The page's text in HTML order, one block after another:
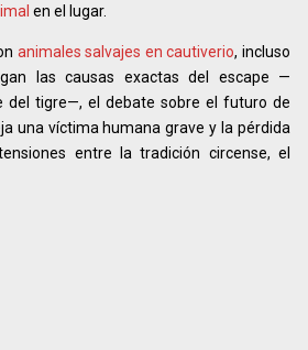
en el lugar.
animales salvajes en cautiverio, incluso
las causas exactas del escape —
del tigre—, el debate sobre el futuro de
una víctima humana grave y la pérdida
entre la tradición circense, el